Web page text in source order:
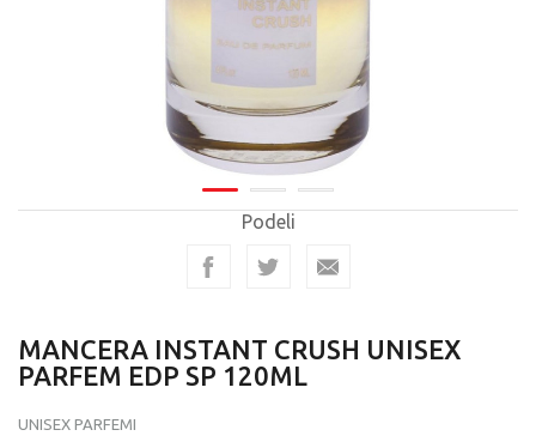
Podeli
MANCERA INSTANT CRUSH UNISEX
PARFEM EDP SP 120ML
UNISEX PARFEMI